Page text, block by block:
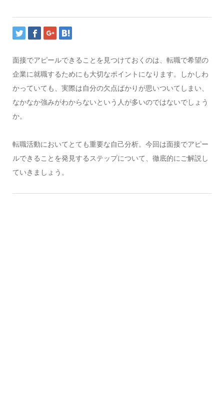
面接でアピールできることを見つけておくのは、転職で希望の
企業に就職するためにも大切なポイントになります。しかしわ
かっていても、実際は自分の欠点ばかりが思いついてしまい、
なかなか強みがわからないという人が多いのではないでしょう
か。
転職活動においてとても重要な自己分析。今回は面接でアピー
ルできることを発見するステップについて、徹底的にご解説し
ていきましょう。